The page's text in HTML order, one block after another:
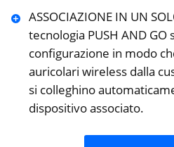
ASSOCIAZIONE IN UN
tecnologia PUSH AND
configurazione in modo
auricolari wireless dalla
si colleghino
dispositivo associato.